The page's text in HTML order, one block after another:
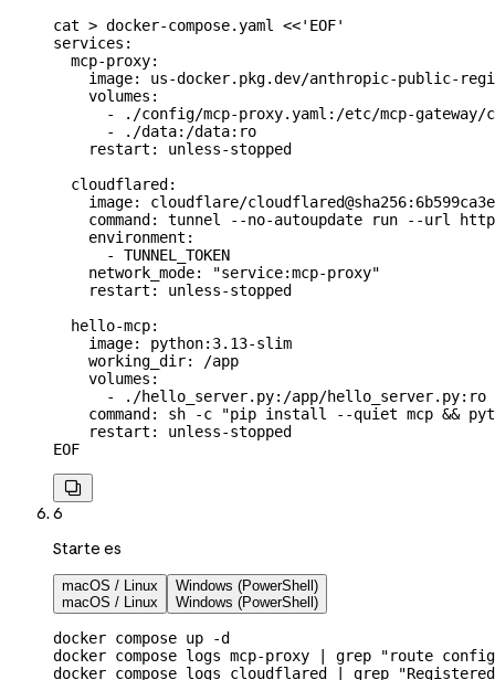
cat > docker-compose.yaml <<'EOF'
services:
  mcp-proxy:
image: us-docker.pkg.dev/anthropic-public-
    volumes:
- ./config/mcp-proxy.yaml:/etc/mcp-gateway/
      - ./data:/data:ro
    restart: unless-stopped
  cloudflared:
image: cloudflare/
command: tunnel --no-autoupdate run --url
    environment:
      - TUNNEL_TOKEN
    network_mode: "service:mcp-proxy"
    restart: unless-stopped
  hello-mcp:
    image: python:3.13-slim
    working_dir: /app
    volumes:
      - ./hello_server.py:/app/hello_server.py:ro
command: sh -c "pip install --quiet mcp &&
    restart: unless-stopped
EOF

6
Starte es
macOS / Linux
macOS / Linux
Windows (PowerShell)
Windows (PowerShell)
docker compose up -d
docker compose logs mcp-proxy | grep "route
docker compose logs cloudflared | grep